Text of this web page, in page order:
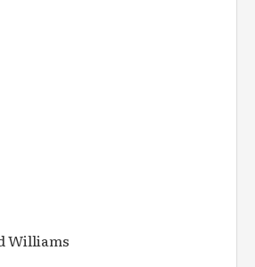
Williams